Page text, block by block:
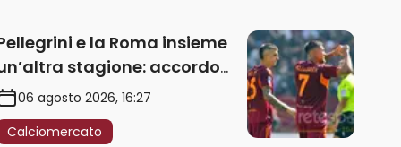
e la Roma insieme
stagione: accordo
rinnovo annuale
06 agosto 2026, 16:27
Calciomercato